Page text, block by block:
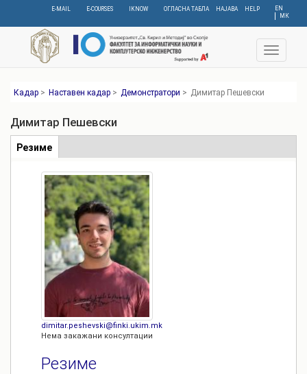
content
EN
МК
E-MAIL E-COURSES IKNOW ОГЛАСНА ТАБЛА НАЈАВА HELP
Toggle
Кадар > Наставен кадар > Демонстратори > Димитар Пешевски
Димитар Пешевски
Табови
Резиме
tab)
dimitar.peshevski@finki.ukim.mk
Нема закажани консултации
Резиме